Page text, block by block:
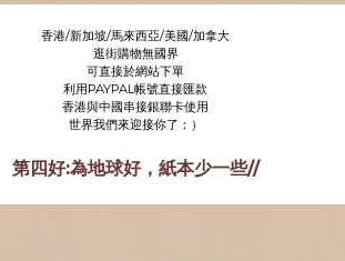
香港/新加坡/馬來西亞/美國/加拿大
逛街購物無國界
可直接於網站下單
利用PAYPAL帳號直接匯款
香港與中國串接銀聯卡使用
世界我們來迎接你了：）
第四好:為地球好，紙本少一些//